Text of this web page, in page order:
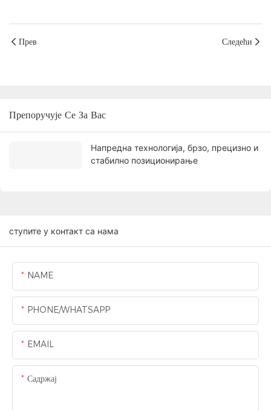
Прев Следећи
Препоручује Се За Вас
Напредна технологија, брзо, прецизно и
стабилно позиционирање
ступите у контакт са нама
NAME
PHONE/WHATSAPP
EMAIL
Садржај